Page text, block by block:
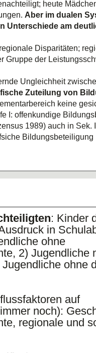
Unterschiede
deutschen Kindern
der Arbeitsmigration zu
heute
Aber im dualen
Unterschiede am
Disparitäten;
Gruppe der
Ungleichheit
Zuteilung von
keine
I: offenkundige
1989) auch in Sek.
Bildungsbeteiligung
21. Jahrhunderts ist der
Bildungs-,
Ungleichheit
an vor- und
bevorzugt die
/
plus innere
: Kinder
in
ohne
2) Jugendliche
ohne
auf
noch):
regionale und